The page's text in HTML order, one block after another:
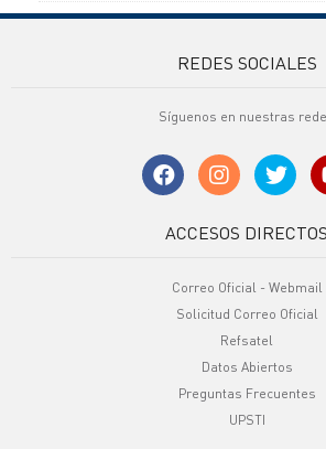
REDES SOCIALES
Síguenos en nuestras
ACCESOS DIRECTOS
Correo Oficial - Webmail
Solicitud Correo Oficial
Refsatel
Datos Abiertos
Preguntas Frecuentes
UPSTI